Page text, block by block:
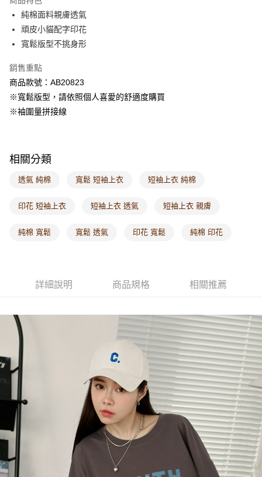
付款後萊爾富取貨
每筆NT$60，滿NT$1,000(含以上)免運費
7-11取貨付款
每筆NT$60，滿NT$1,000(含以上)免運費
付款後7-11取貨
每筆NT$60，滿NT$1,000(含以上)免運費
付款後門市自取
每筆NT$60，滿NT$1,000(含以上)免運費
純棉面料親膚透氣
頑皮小貓配字印花
寬鬆版型不挑身形
銷售重點
商品款號：AB20823
※寬鬆版型，請依照個人喜愛的舒適度購買
※袖圍量拼接線
相關分類
透氣 純棉 寬鬆 短袖上衣 短袖上衣 純棉
印花 短袖上衣 短袖上衣 透氣 短袖上衣 親膚
純棉 寬鬆 寬鬆 透氣 印花 寬鬆 純棉 印花
詳細說明 商品規格 相關推薦